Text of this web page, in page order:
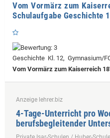
Vom Vormärz zum
Schulaufgabe Geschichte
Geschichte Kl. 12, Gymnasium/
Vom Vormärz zum Kaiserreich
Anzeige lehrer.biz
4-Tage-Unterricht pro
berufsbegleitender